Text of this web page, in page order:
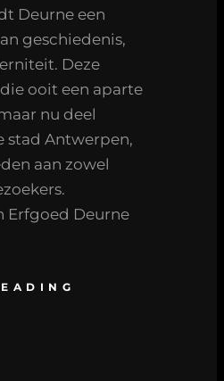
Deurne een
geschiedenis,
Deze
ooit een aparte
nu deel
stad Antwerpen,
aan zowel
Erfgoed Deurne